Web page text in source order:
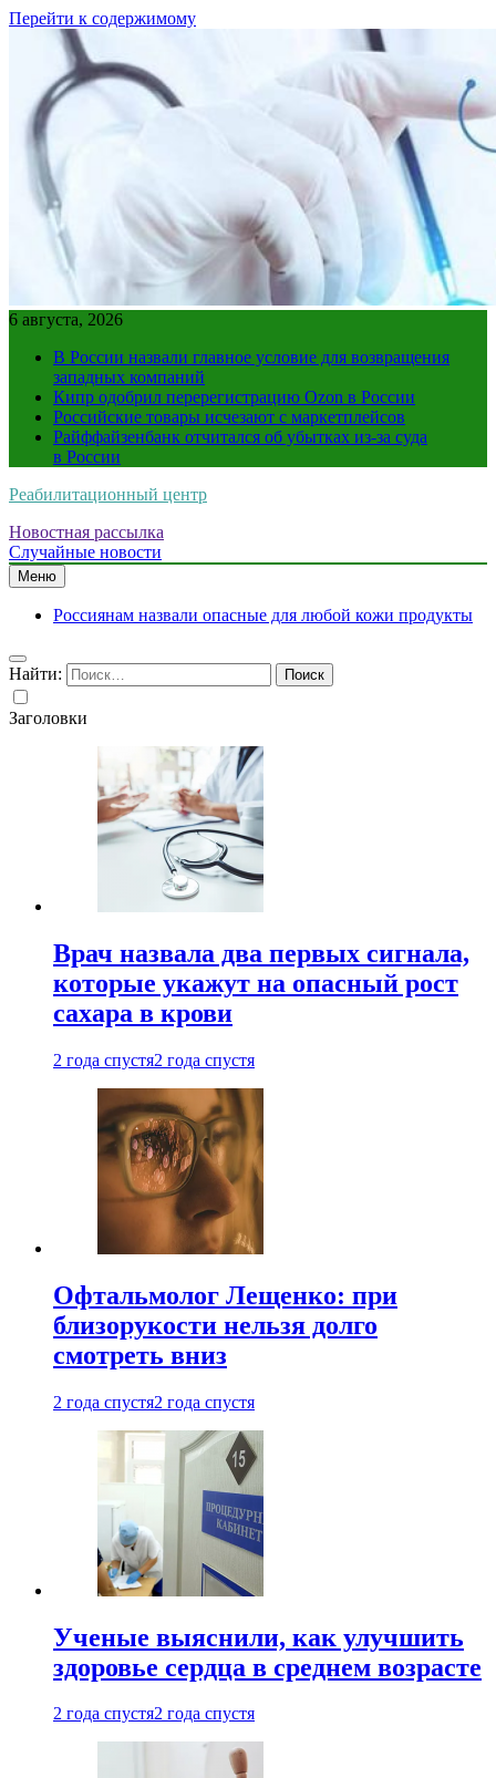
Перейти к содержимому
6 августа, 2026
В России назвали главное условие для возвращения
западных компаний
Кипр одобрил перерегистрацию Ozon в России
Российские товары исчезают с маркетплейсов
Райффайзенбанк отчитался об убытках из-за суда
в России
Реабилитационный центр
Новостная рассылка
Случайные новости
Меню
Россиянам назвали опасные для любой кожи продукты
Найти:
Заголовки
Врач назвала два первых сигнала,
которые укажут на опасный рост
сахара в крови
2 года спустя2 года спустя
Офтальмолог Лещенко: при
близорукости нельзя долго
смотреть вниз
2 года спустя2 года спустя
Ученые выяснили, как улучшить
здоровье сердца в среднем возрасте
2 года спустя2 года спустя